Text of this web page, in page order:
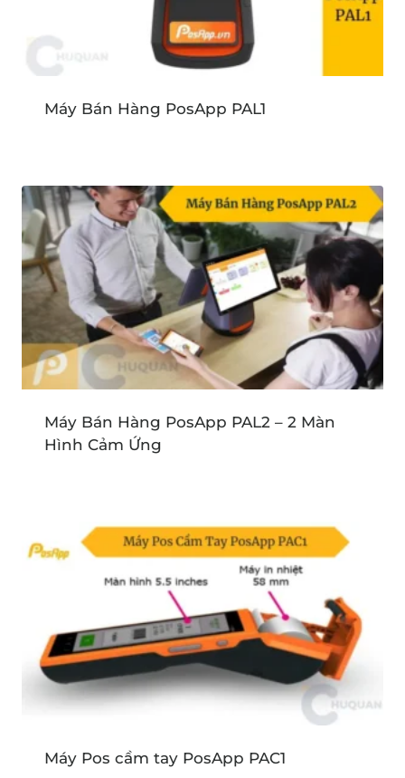
Máy Bán Hàng PosApp PAL1
Máy Bán Hàng PosApp PAL2 – 2 Màn
Hình Cảm Ứng
Máy Pos cầm tay PosApp PAC1